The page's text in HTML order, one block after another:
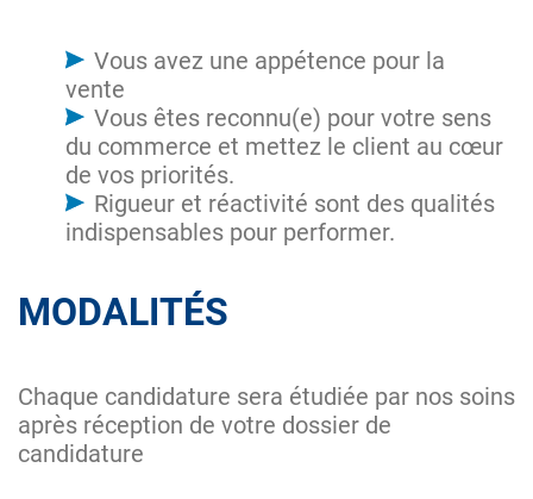
Vous avez une appétence pour la
vente
Vous êtes reconnu(e) pour votre sens
du commerce et mettez le client au cœur
de vos priorités.
Rigueur et réactivité sont des qualités
indispensables pour performer.
MODALITÉS
Chaque candidature sera étudiée par nos soins
après réception de votre dossier de
candidature